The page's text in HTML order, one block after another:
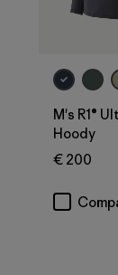
M's R1®
Hoody
€ 200